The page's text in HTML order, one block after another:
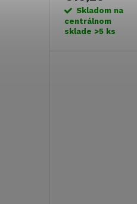
Skladom na
centrálnom
sklade >5 ks